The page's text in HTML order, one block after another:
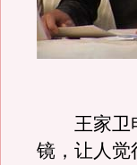
王家卫电
镜，让人觉